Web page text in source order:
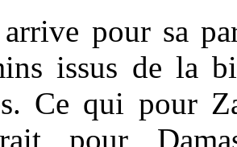
arrive pour sa
issus de la
Ce qui pour
pour